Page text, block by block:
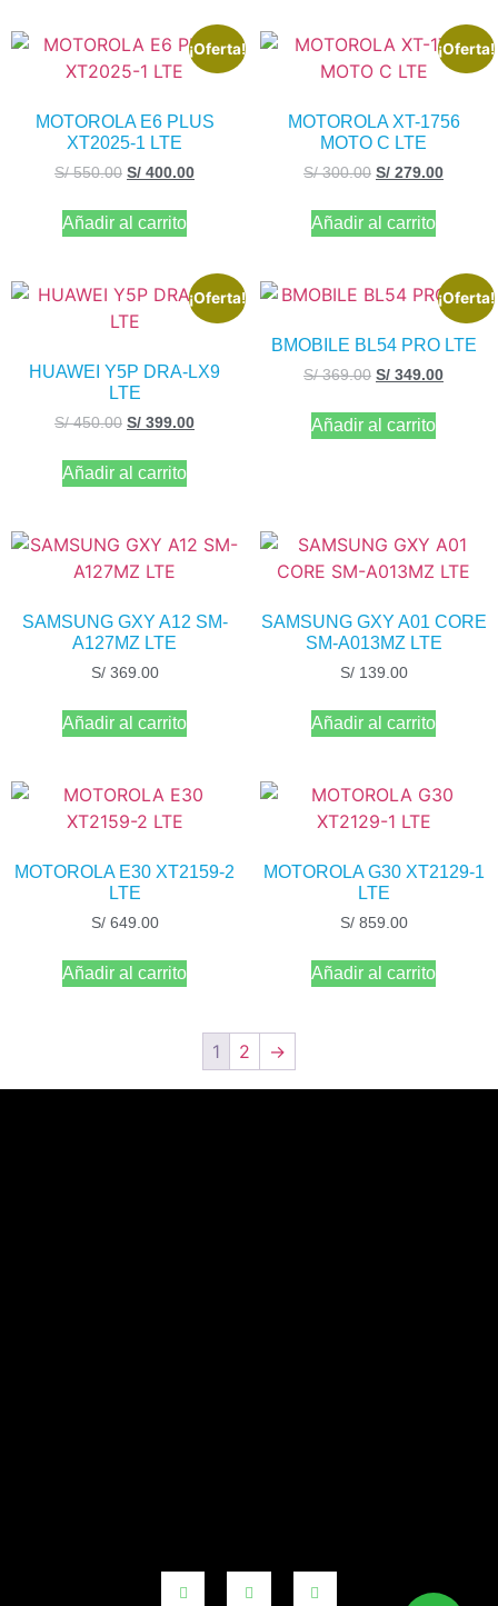
¡Oferta!
MOTOROLA E6 PLUS
XT2025-1 LTE
S/550.00 S/ 400.00
Añadir al carrito
¡Oferta!
MOTOROLA XT-1756
MOTO C LTE
S/300.00 S/ 279.00
Añadir al carrito
¡Oferta!
HUAWEI Y5P DRA-LX9
LTE
S/450.00 S/ 399.00
Añadir al carrito
¡Oferta!
BMOBILE BL54 PRO LTE
S/369.00 S/ 349.00
Añadir al carrito
SAMSUNG GXY A12 SM-
A127MZ LTE
S/369.00
Añadir al carrito
SAMSUNG GXY A01 CORE
SM-A013MZ LTE
S/139.00
Añadir al carrito
MOTOROLA E30 XT2159-2
LTE
S/649.00
Añadir al carrito
MOTOROLA G30 XT2129-1
LTE
S/859.00
Añadir al carrito
1 2 →